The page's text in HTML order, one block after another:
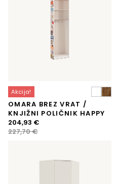
Akcija!
OMARA BREZ VRAT /
KNJIŽNI POLIČNIK HAPPY
227,70€
Izvirna
cena
204,93 €
Trenutna
cena